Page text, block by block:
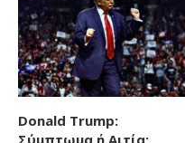
Donald Trump:
Σύμπτωμα ή Αιτία;